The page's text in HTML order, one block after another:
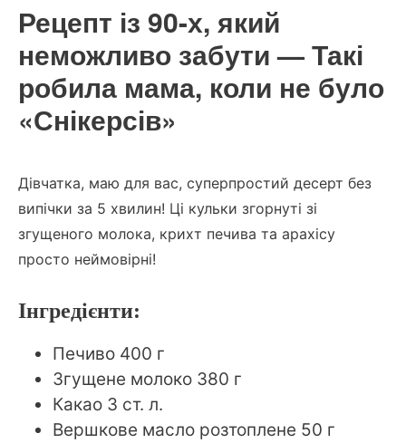
Рецепт із 90-х, який
неможливо забути — Такі
робила мама, коли не було
«Снікерсів»
Дівчатка, маю для вас, суперпростий десерт без
випічки за 5 хвилин! Ці кульки згорнуті зі
згущеного молока, крихт печива та арахісу
просто неймовірні!
Інгредієнти:
Печиво 400 г
Згущене молоко 380 г
Какао 3 ст. л.
Вершкове масло розтоплене 50 г